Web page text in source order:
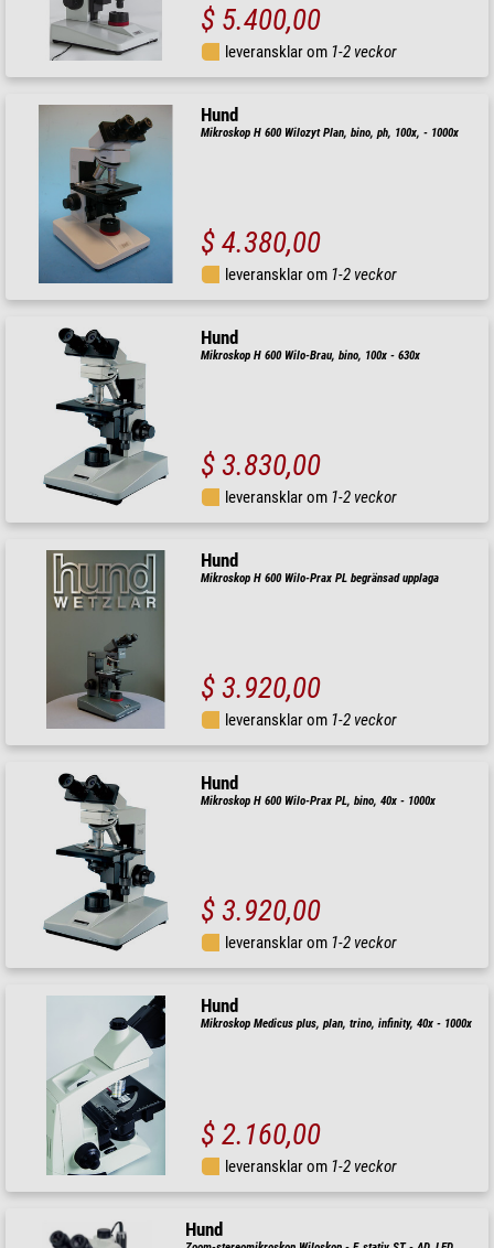
$ 5.400,00
leveransklar om 1-2 veckor
Hund
Mikroskop H 600 Wilozyt Plan, bino, ph, 100x, - 1000x
$ 4.380,00
leveransklar om 1-2 veckor
Hund
Mikroskop H 600 Wilo-Brau, bino, 100x - 630x
$ 3.830,00
leveransklar om 1-2 veckor
Hund
Mikroskop H 600 Wilo-Prax PL begränsad upplaga
$ 3.920,00
leveransklar om 1-2 veckor
Hund
Mikroskop H 600 Wilo-Prax PL, bino, 40x - 1000x
$ 3.920,00
leveransklar om 1-2 veckor
Hund
Mikroskop Medicus plus, plan, trino, infinity, 40x - 1000x
$ 2.160,00
leveransklar om 1-2 veckor
Hund